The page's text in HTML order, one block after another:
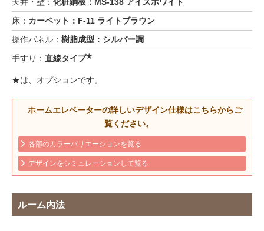
床： カーペット：F-11 ライトブラウン
操作パネル： 樹脂成型：シルバー調
手すり： 直線タイプ★
★は、オプションです。
ホームエレベーターの詳しいデザイン仕様はこちらからご
覧ください。
各部のカラーバリエーションを覧る
デザインをシミュレーションして覧る
ルーム内法